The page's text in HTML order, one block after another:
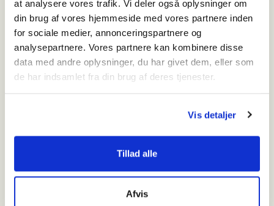
at analysere vores trafik. Vi deler også oplysninger om
din brug af vores hjemmeside med vores partnere inden
for sociale medier, annonceringspartnere og
analysepartnere. Vores partnere kan kombinere disse
data med andre oplysninger, du har givet dem, eller som
de har indsamlet fra din brug af deres tjenester.
Vis detaljer
Tillad alle
Afvis
Vejers
149,00kr. Add to cart
Livet er en Sælsom Kjæde
250,00 kr.Add to cart
Otto Frello – an incorrigible painter
Vardemuseerne